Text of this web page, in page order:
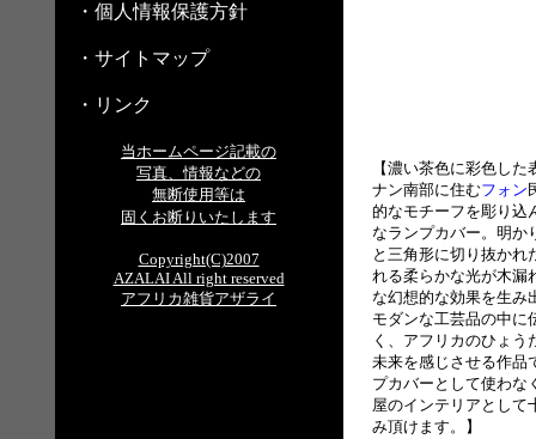
・個人情報保護方針
・サイトマップ
・リンク
当ホームページ記載の
写真、情報などの
無断使用等は
固くお断りいたします
Copyright(C)2007
AZALAI All right reserved
アフリカ雑貨アザライ
【濃い茶色に彩色した
ナン南部に住むフォン
的なモチーフを彫り込
なランプカバー。明か
と三角形に切り抜かれ
れる柔らかな光が木漏
な幻想的な効果を生み
モダンな工芸品の中に
く、アフリカのひょう
未来を感じさせる作品
プカバーとして使わな
屋のインテリアとして
み頂けます。】